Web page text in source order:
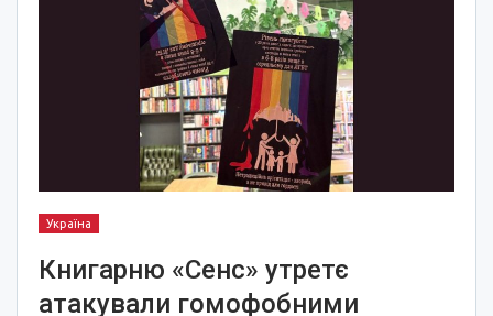
Україна
Книгарню «Сенс» утретє
атакували гомофобними